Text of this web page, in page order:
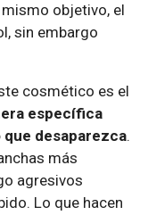
objetivo, el
sin embargo
cosmético es el
específica
que desaparezca.
más
agresivos
Lo que hacen